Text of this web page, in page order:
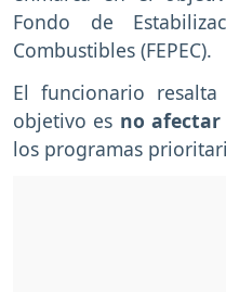
Fondo de
Combustibles (FEPEC).
El funcionario
objetivo es no afectar
los programas